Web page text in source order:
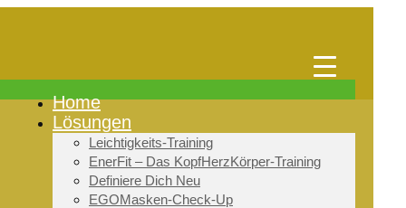
Home
Lösungen
Leichtigkeits-Training
EnerFit – Das KopfHerzKörper-Training
Definiere Dich Neu
EGOMasken-Check-Up